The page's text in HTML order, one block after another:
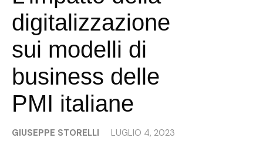
digitalizzazione
sui modelli di
business delle
PMI italiane
GIUSEPPE STORELLI LUGLIO 4, 2023